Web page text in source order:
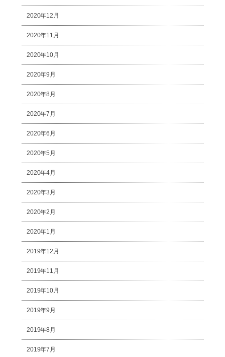
2020年12月
2020年11月
2020年10月
2020年9月
2020年8月
2020年7月
2020年6月
2020年5月
2020年4月
2020年3月
2020年2月
2020年1月
2019年12月
2019年11月
2019年10月
2019年9月
2019年8月
2019年7月